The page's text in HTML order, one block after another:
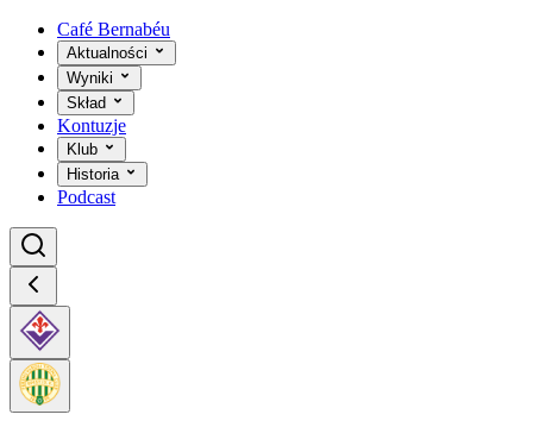
Café Bernabéu
Aktualności
Wyniki
Skład
Kontuzje
Klub
Historia
Podcast